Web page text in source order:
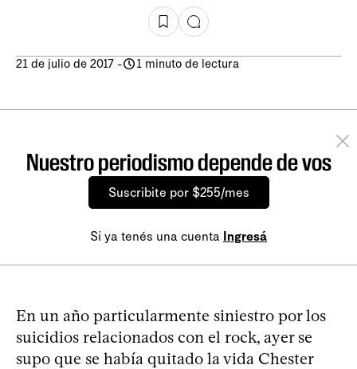
21 de julio de 2017 - 1 minuto de lectura
Nuestro periodismo depende de vos
Suscribite por $255/mes
Si ya tenés una cuenta Ingresá
En un año particularmente siniestro por los
suicidios relacionados con el rock, ayer se
supo que se había quitado la vida Chester